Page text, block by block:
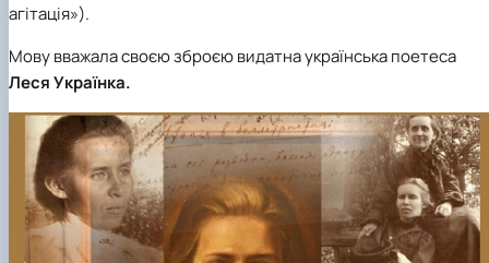
агітація»).
Мову вважала своєю зброєю видатна українська поетеса
Леся Українка.